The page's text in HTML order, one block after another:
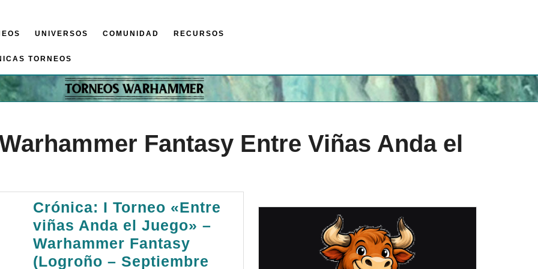
UNIVERSOS COMUNIDAD RECURSOS
TORNEOS
Fantasy Entre Viñas Anda el
Crónica: I Torneo «Entre
viñas Anda el Juego» –
Warhammer Fantasy
(Logroño – Septiembre